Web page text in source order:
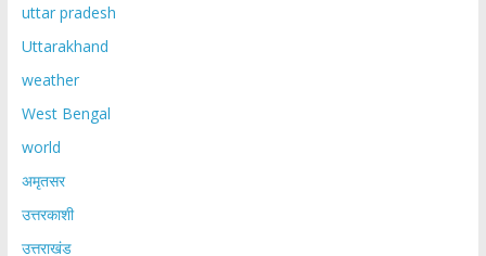
uttar pradesh
Uttarakhand
weather
West Bengal
world
अमृतसर
उत्तरकाशी
उत्तराखंड